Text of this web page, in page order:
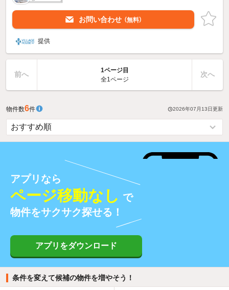
お問い合わせ （無料）
提供
前へ
1ページ目
全1ページ
次へ
物件数6件 2026年07月13日更新
アプリなら
ページ移動なし で
物件をサクサク探せる！
アプリをダウンロード
条件を変えて候補の物件を増やそう！